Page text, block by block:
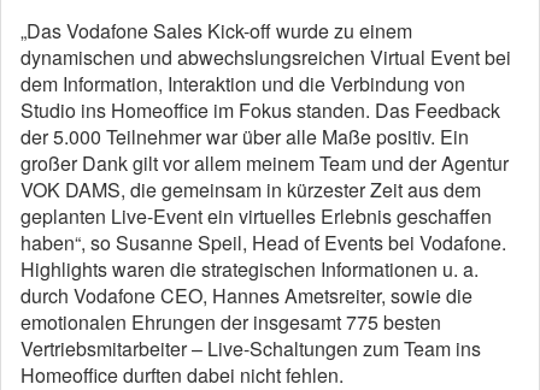
„Das Vodafone Sales Kick-off wurde zu einem
dynamischen und abwechslungsreichen Virtual Event bei
dem Information, Interaktion und die Verbindung von
Studio ins Homeoffice im Fokus standen. Das Feedback
der 5.000 Teilnehmer war über alle Maße positiv. Ein
großer Dank gilt vor allem meinem Team und der Agentur
VOK DAMS, die gemeinsam in kürzester Zeit aus dem
geplanten Live-Event ein virtuelles Erlebnis geschaffen
haben“, so Susanne Speil, Head of Events bei Vodafone.
Highlights waren die strategischen Informationen u. a.
durch Vodafone CEO, Hannes Ametsreiter, sowie die
emotionalen Ehrungen der insgesamt 775 besten
Vertriebsmitarbeiter – Live-Schaltungen zum Team ins
Homeoffice durften dabei nicht fehlen.